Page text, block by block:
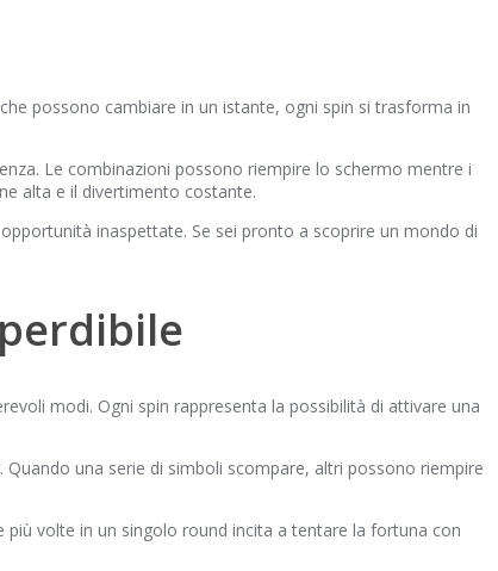
possono cambiare in un istante, ogni spin si trasforma in
Le combinazioni possono riempire lo schermo mentre i
alta e il divertimento costante.
inaspettate. Se sei pronto a scoprire un mondo di
modi. Ogni spin rappresenta la possibilità di attivare una
una serie di simboli scompare, altri possono riempire
volte in un singolo round incita a tentare la fortuna con